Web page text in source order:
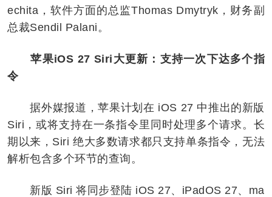
echita，软件方面的总监Thomas Dmytryk，财务副
总裁Sendil Palani。
苹果iOS 27 Siri大更新：支持一次下达多个指
令
据外媒报道，苹果计划在 iOS 27 中推出的新版
Siri，或将支持在一条指令里同时处理多个请求。长
期以来，Siri 绝大多数请求都只支持单条指令，无法
解析包含多个环节的查询。
新版 Siri 将同步登陆 iOS 27、iPadOS 27、ma